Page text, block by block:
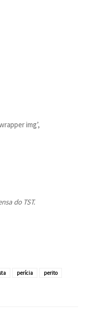
img’,
do TST.
perícia
perito